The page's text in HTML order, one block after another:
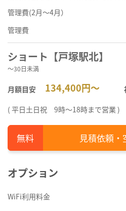
管理費(2月～4月）
管理費
ショート【戸塚駅北】
～30日未満
月額目安 134,400円～
( 平日土日祝 9時～18時まで営業 )
見積依頼
オプション
WiFi利用料金